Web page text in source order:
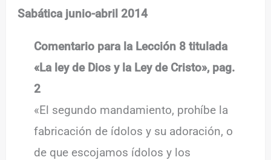
Sabática junio-abril 2014
Comentario para la Lección 8 titulada
«La ley de Dios y la Ley de Cristo», pag.
2
«El segundo mandamiento, prohíbe la
fabricación de ídolos y su adoración, o
de que escojamos ídolos y los